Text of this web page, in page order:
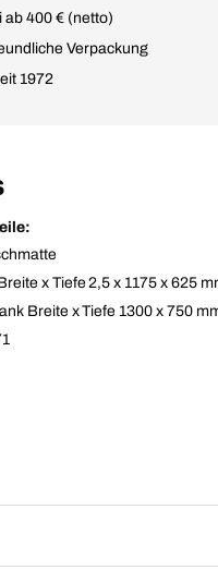
ab 400 € (netto)
Verpackung
1972
x Tiefe 2,5 x 1175 x 625
Breite x Tiefe 1300 x 750